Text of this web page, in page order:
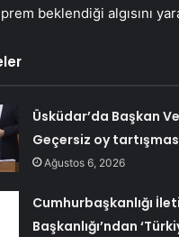
beklendiği algısını
Üsküdar’da Başkan
Geçersiz oy
Ağustos 6, 2026
Cumhurbaşkanlığı
Başkanlığı’ndan